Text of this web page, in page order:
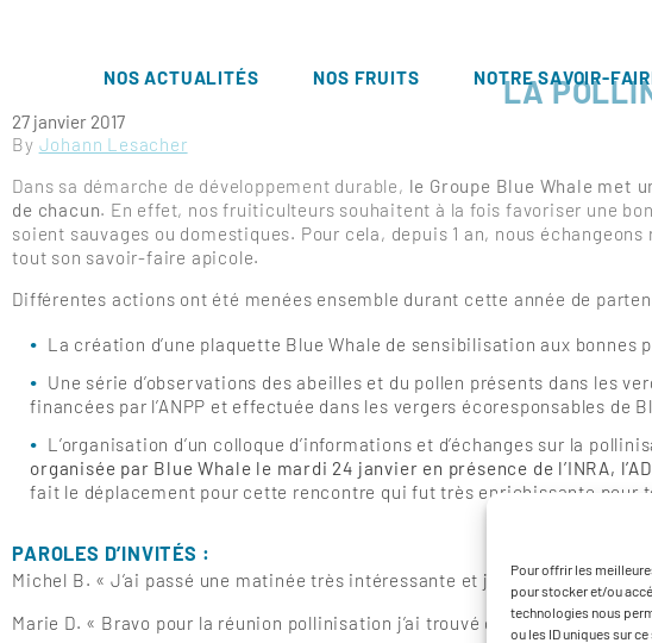
Pour offrir les
pour stocker et/ou
technologies nous
ou les ID uniques sur
NOS ACTUALITÉS NOS FRUITS NOTRE SAVOIR-
LA
27 janvier 2017
By Johann Lesacher
Dans sa démarche de développement durable, le Groupe Blue Whale met
de chacun. En effet, nos fruiticulteurs souhaitent à la fois favoriser une
soient sauvages ou domestiques. Pour cela, depuis 1 an, nous
tout son savoir-faire apicole.
Différentes actions ont été menées ensemble durant cette année de
La création d’une plaquette Blue Whale de sensibilisation aux
Une série d’observations des abeilles et du pollen présents dans les
financées par l’ANPP et effectuée dans les vergers écoresponsables de
L’organisation d’un colloque d’informations et d’échanges sur la
organisée par Blue Whale le mardi 24 janvier en présence de l’INRA,
fait le déplacement pour cette rencontre qui fut très enrichissante pour
PAROLES D’INVITÉS :
Michel B. « J’ai passé une matinée très intéressante et je vais appliquer
Marie D. « Bravo pour la réunion pollinisation j’ai trouvé ça très intéressant